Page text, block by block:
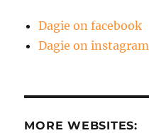
Dagie on facebook
Dagie on instagram
MORE WEBSITES: